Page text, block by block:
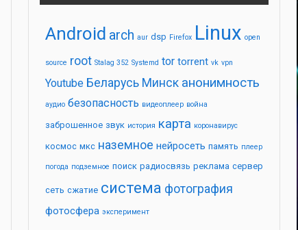
Android arch aur dsp Firefox Linux open
source root Stalag 352 Systemd tor torrent vk vpn
Youtube Беларусь Минск анонимность
аудио безопасность видеоплеер война
заброшенное звук история карта коронавирус
космос мкс наземное нейросеть память плеер
погода подземное поиск радиосвязь реклама сервер
сеть сжатие система фотография
фотосфера эксперимент